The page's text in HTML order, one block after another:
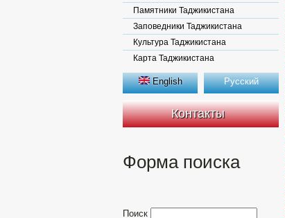
Памятники Таджикистана
Заповедники Таджикистана
Культура Таджикистана
Карта Таджикистана
English Русский
Контакты
Форма поиска
Поиск